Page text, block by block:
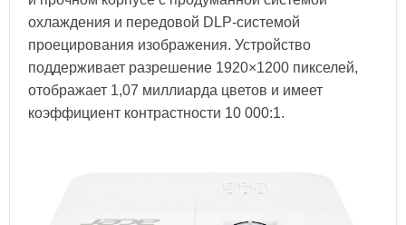
охлаждения и передовой DLP-системой
проецирования изображения. Устройство
поддерживает разрешение 1920×1200 пикселей,
отображает 1,07 миллиарда цветов и имеет
коэффициент контрастности 10 000:1.